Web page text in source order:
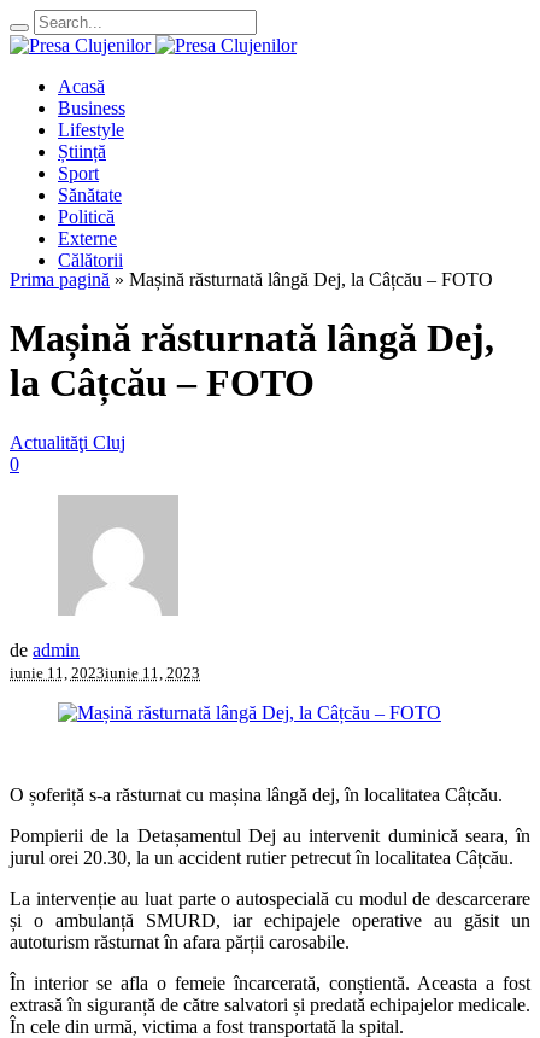
Acasă
Business
Lifestyle
Știință
Sport
Sănătate
Politică
Externe
Călătorii
Prima pagină » Mașină răsturnată lângă Dej, la Câțcău – FOTO
Mașină răsturnată lângă Dej,
la Câțcău – FOTO
Actualităţi Cluj
0
de admin
iunie 11, 2023iunie 11, 2023
O șoferiță s-a răsturnat cu mașina lângă dej, în localitatea Câțcău.
Pompierii de la Detașamentul Dej au intervenit duminică seara, în
jurul orei 20.30, la un accident rutier petrecut în localitatea Câțcău.
La intervenție au luat parte o autospecială cu modul de descarcerare
și o ambulanță SMURD, iar echipajele operative au găsit un
autoturism răsturnat în afara părții carosabile.
În interior se afla o femeie încarcerată, conștientă. Aceasta a fost
extrasă în siguranță de către salvatori și predată echipajelor medicale.
În cele din urmă, victima a fost transportată la spital.